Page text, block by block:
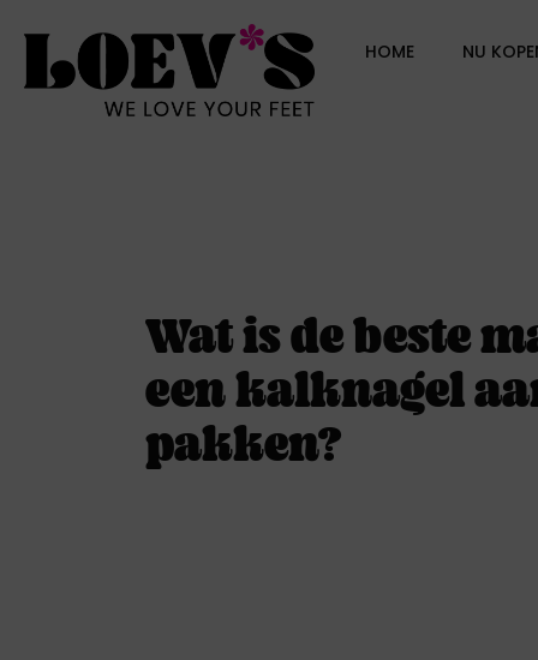
HOME NU
Wat is de beste
een kalknagel
pakken?